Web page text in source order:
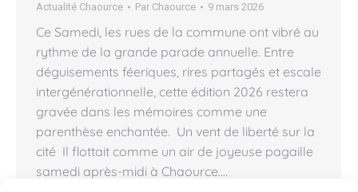
Actualité Chaource Par Chaource 9 mars 2026
Ce Samedi, les rues de la commune ont vibré au
rythme de la grande parade annuelle. Entre
déguisements féeriques, rires partagés et escale
intergénérationnelle, cette édition 2026 restera
gravée dans les mémoires comme une
parenthèse enchantée. Un vent de liberté sur la
cité Il flottait comme un air de joyeuse pagaille
samedi après-midi à Chaource.…